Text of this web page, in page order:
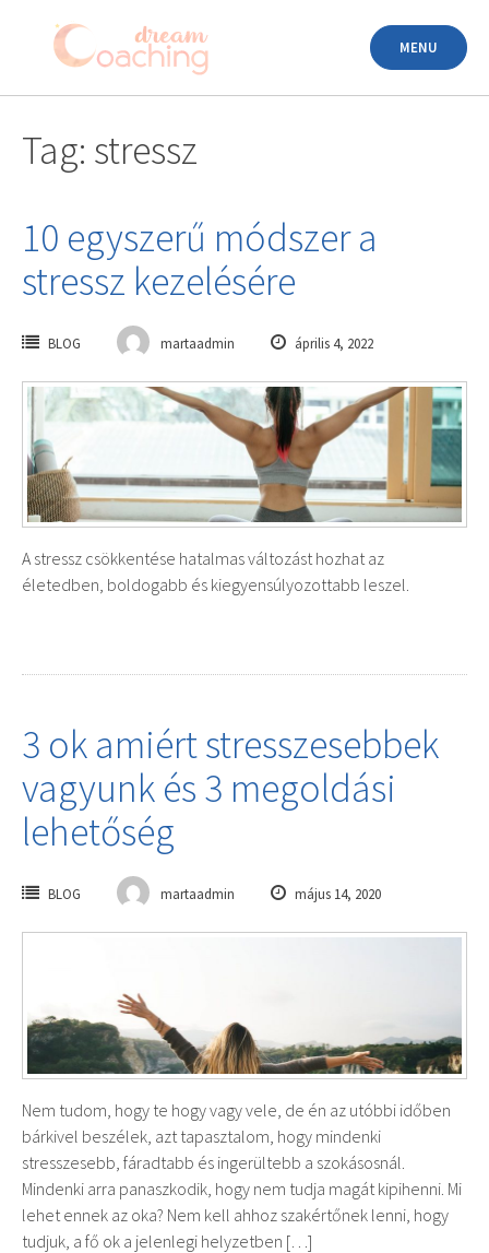
MENU
Tag: stressz
10 egyszerű módszer a
stressz kezelésére
BLOG martaadmin április 4, 2022
A stressz csökkentése hatalmas változást hozhat az
életedben, boldogabb és kiegyensúlyozottabb leszel.
3 ok amiért stresszesebbek
vagyunk és 3 megoldási
lehetőség
BLOG martaadmin május 14, 2020
Nem tudom, hogy te hogy vagy vele, de én az utóbbi időben
bárkivel beszélek, azt tapasztalom, hogy mindenki
stresszesebb, fáradtabb és ingerültebb a szokásosnál.
Mindenki arra panaszkodik, hogy nem tudja magát kipihenni. Mi
lehet ennek az oka? Nem kell ahhoz szakértőnek lenni, hogy
tudjuk, a fő ok a jelenlegi helyzetben […]